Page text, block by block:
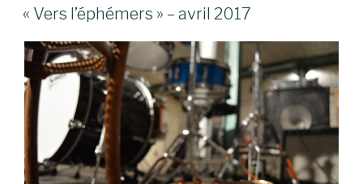
LE
« Vers l’éphémers » – avril 2017